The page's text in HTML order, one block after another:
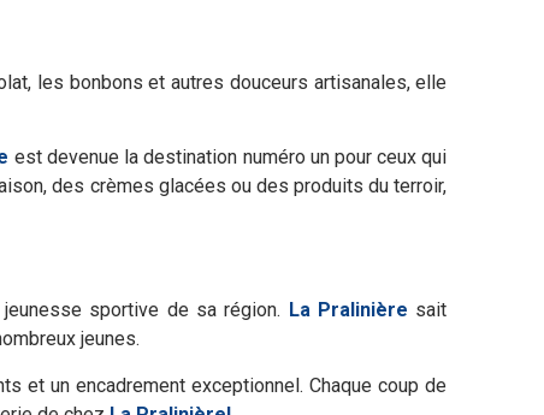
les bonbons et autres douceurs artisanales, elle
est devenue la destination numéro un pour ceux qui
des crèmes glacées ou des produits du terroir,
sportive de sa région. La Pralinière sait
jeunes.
et un encadrement exceptionnel. Chaque coup de